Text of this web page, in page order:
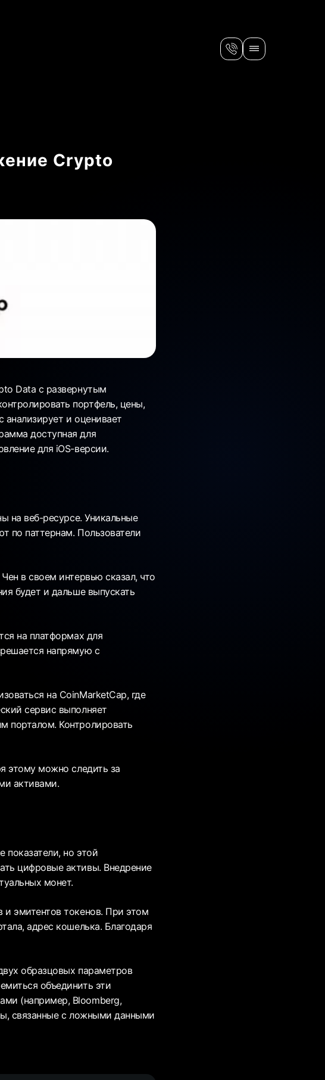
Crypto
Data с развернутым
портфель, цены,
и оценивает
доступная для
для iOS-версии.
на веб-ресурсе. Уникальные
по паттернам. Пользователи
в своем интервью сказал, что
будет и дальше выпускать
на платформах для
напрямую с
на CoinMarketCap, где
сервис выполняет
порталом. Контролировать
этому можно следить за
активами.
показатели, но этой
цифровые активы. Внедрение
монет.
и эмитентов токенов. При этом
адрес кошелька. Благодаря
образцовых параметров
объединить эти
(например, Bloomberg,
связанные с ложными данными